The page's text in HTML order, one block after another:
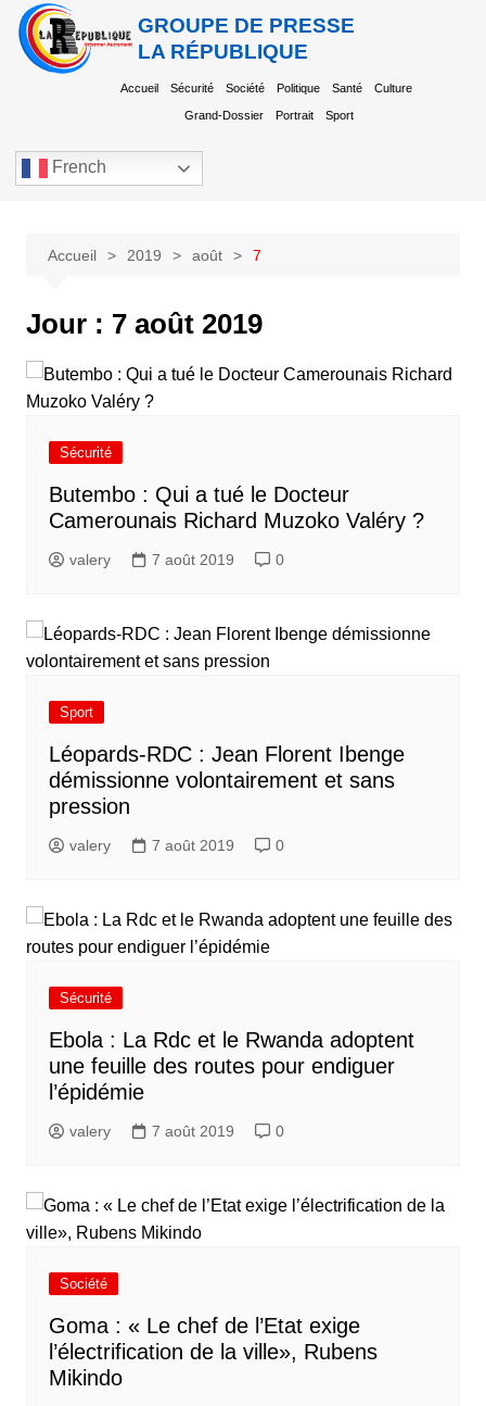
GROUPE DE PRESSE
LA RÉPUBLIQUE
Accueil Sécurité Société Politique Santé Culture
Grand-Dossier Portrait Sport
French
Accueil 2019 août 7
Jour : 7 août 2019
Sécurité
Butembo : Qui a tué le Docteur
Camerounais Richard Muzoko Valéry ?
valery 7 août 2019 0
Sport
Léopards-RDC : Jean Florent Ibenge
démissionne volontairement et sans
pression
valery 7 août 2019 0
Sécurité
Ebola : La Rdc et le Rwanda adoptent
une feuille des routes pour endiguer
l’épidémie
valery 7 août 2019 0
Société
Goma : « Le chef de l’Etat exige
l’électrification de la ville», Rubens
Mikindo